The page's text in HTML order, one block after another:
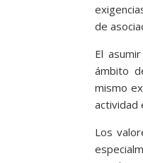
de
El
ámbito
mismo
actividad
Los